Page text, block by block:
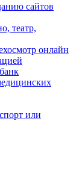
сайтов
театр,
онлайн
или